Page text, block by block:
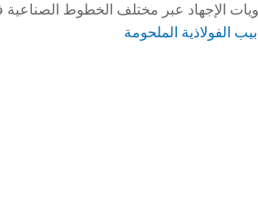
الإجهاد عبر مختلف الخطوط الصناعية
الفولاذية الملحومة